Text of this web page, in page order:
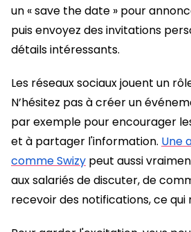
un « save the date » pour
puis envoyez des invitations
détails intéressants.
Les réseaux sociaux jouent un
N’hésitez pas à créer un
par exemple pour encourager
et à partager l'information. Une
comme Swizy peut aussi
aux salariés de discuter, de
recevoir des notifications, ce